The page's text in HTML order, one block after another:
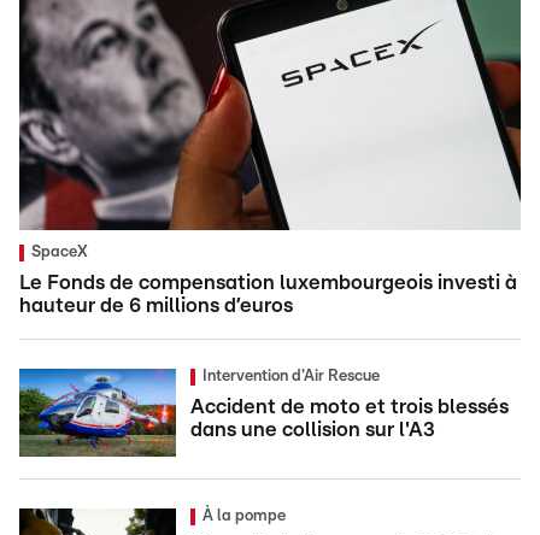
SpaceX
Le Fonds de compensation luxembourgeois investi à
hauteur de 6 millions d’euros
Intervention d'Air Rescue
Accident de moto et trois blessés
dans une collision sur l'A3
À la pompe